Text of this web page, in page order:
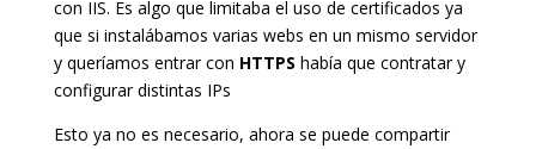
con IIS. Es algo que limitaba el uso de certificados ya
que si instalábamos varias webs en un mismo servidor
y queríamos entrar con HTTPS había que contratar y
configurar distintas IPs
Esto ya no es necesario, ahora se puede compartir